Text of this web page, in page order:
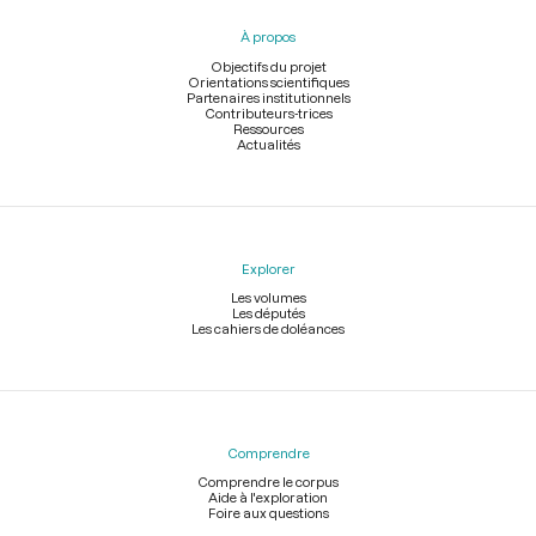
À propos
Objectifs du projet
Orientations scientifiques
Partenaires institutionnels
Contributeurs-trices
Ressources
Actualités
Explorer
Les volumes
Les députés
Les cahiers de doléances
Comprendre
Comprendre le corpus
Aide à l'exploration
Foire aux questions